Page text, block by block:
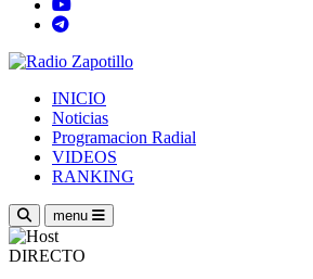
INICIO
Noticias
Programacion Radial
VIDEOS
RANKING
menu
DIRECTO